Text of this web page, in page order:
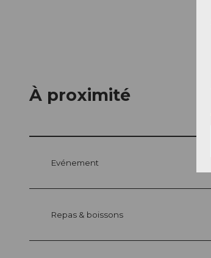
À proximité
Evénement
Repas & boissons